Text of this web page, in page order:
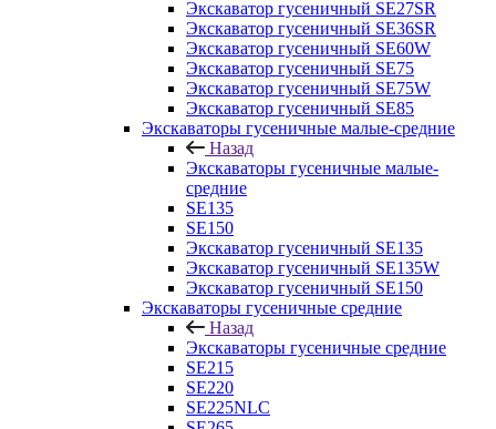
Экскаватор гусеничный SE27SR
Экскаватор гусеничный SE36SR
Экскаватор гусеничный SE60W
Экскаватор гусеничный SE75
Экскаватор гусеничный SE75W
Экскаватор гусеничный SE85
Экскаваторы гусеничные малые-средние
Назад
Экскаваторы гусеничные малые-
средние
SE135
SE150
Экскаватор гусеничный SE135
Экскаватор гусеничный SE135W
Экскаватор гусеничный SE150
Экскаваторы гусеничные средние
Назад
Экскаваторы гусеничные средние
SE215
SE220
SE225NLC